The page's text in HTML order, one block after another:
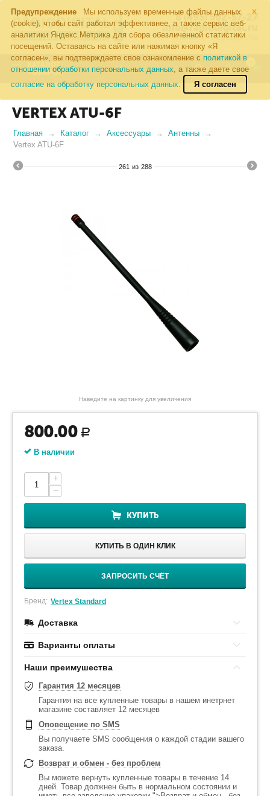
×
Предупреждение
Мы используем временные файлы данных
(cookie), чтобы сайт работал эффективнее, а также сервис веб-
аналитики Яндекс.Метрика для сбора обезличенной статистики
посещений. Оставаясь на сайте или нажимая кнопку «Я
согласен», вы подтверждаете свое ознакомление с политикой в
отношении обработки персональных данных, а также даете свое
согласие на обработку персональных данных.
Я согласен
8 (495) 502-57-27
info@radiodigital.ru
Контакты Перезвонить
КАТАЛОГ
ТОВАРОВ
VERTEX ATU-6F
Главная Каталог Аксессуары
Антенны
Vertex ATU-6F
261 из 288
Наведите на картинку для увеличения
800.00 Р
В наличии
+
−
КУПИТЬ
КУПИТЬ В ОДИН КЛИК
ЗАПРОСИТЬ СЧЁТ
Бренд: Vertex Standard
Доставка
Варианты оплаты
Наши преимушества
Гарантия 12 месяцев
Гарантия на все купленные товары в нашем инетрнет
магазине составляет 12 месяцев
Оповещение по SMS
Вы получаете SMS сообщения о каждой стадии вашего
заказа.
Возврат и обмен - без проблем
Вы можете вернуть купленные товары в течение 14
дней. Товар должнен быть в нормальном состоянии и